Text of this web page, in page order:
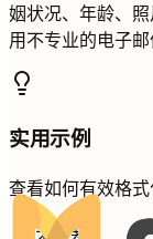
姻状况、年龄、
用不专业的电子邮
实用示例
查看如何有效格式